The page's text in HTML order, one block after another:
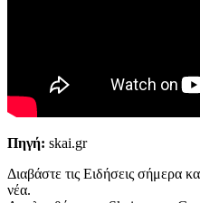
Πηγή: skai.gr
Διαβάστε τις Ειδήσεις σήμερα
νέα.